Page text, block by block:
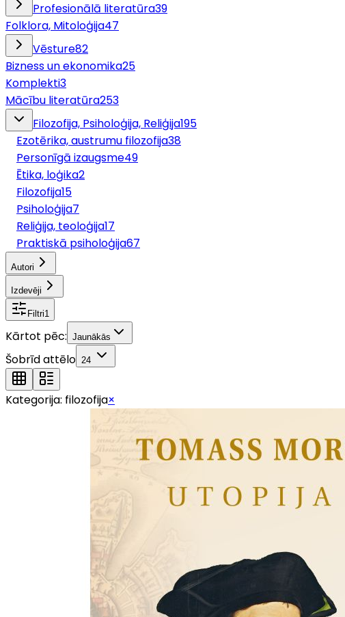
Profesionālā literatūra39
Folklora, Mitoloģija47
Vēsture82
Bizness un ekonomika25
Komplekti3
Mācību literatūra253
Filozofija, Psiholoģija, Reliģija195
Ezotērika, austrumu filozofija38
Personīgā izaugsme49
Ētika, loģika2
Filozofija15
Psiholoģija7
Reliģija, teoloģija17
Praktiskā psiholoģija67
Autori
Izdevēji
Filtri1
Kārtot pēc: Jaunākās
Šobrīd attēlo 24
Kategorija: filozofija×